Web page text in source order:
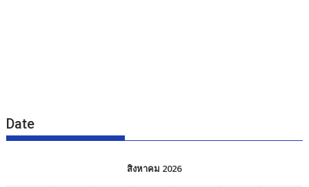
Date
สิงหาคม 2026